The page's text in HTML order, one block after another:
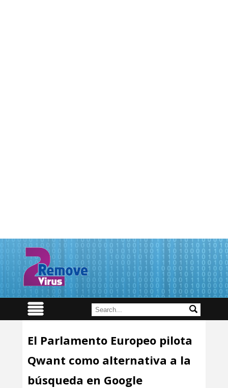
El Parlamento Europeo pilota
Qwant como alternativa a la
búsqueda en Google